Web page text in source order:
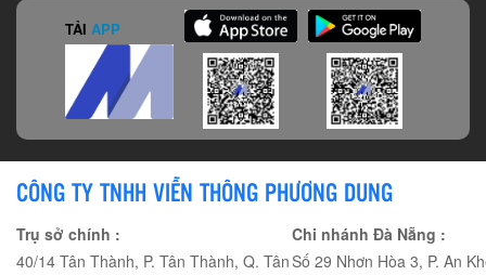
TẢI APP
CÔNG TY TNHH VIỄN THÔNG PHƯƠNG DUNG
Trụ sở chính :
40/14 Tân Thành, P. Tân Thành, Q. Tân
Chi nhánh Đà Nẵng :
Số 29 Nhơn Hòa 3, P. An